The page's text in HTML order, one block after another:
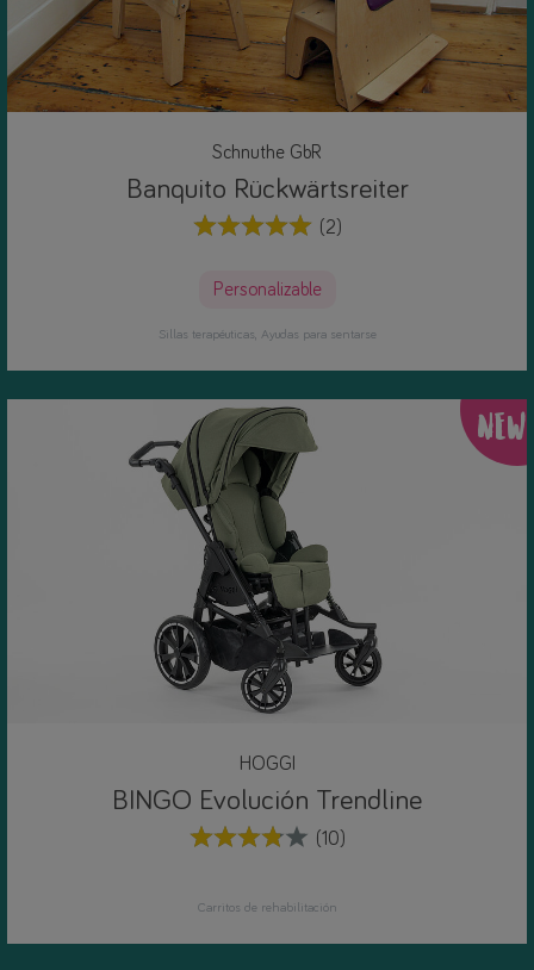
Schnuthe GbR
Banquito Rückwärtsreiter
(2)
Personalizable
Sillas terapéuticas Ayudas para sentarse
NEW
HOGGI
BINGO Evolución Trendline
(10)
Carritos de rehabilitación